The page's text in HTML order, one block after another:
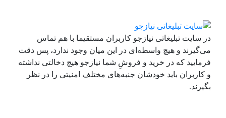
در سایت تبلیغاتی نیازجو کاربران مستقیما با هم تماس
می‌گیرند و هیچ واسطه‌ای در این میان وجود ندارد، پس دقت
فرمایید که در خرید و فروشِ شما نیازجو هیچ دخالتی نداشته
و کاربران باید خودشان جنبه‌های مختلف امنیتی را در نظر
بگیرند.